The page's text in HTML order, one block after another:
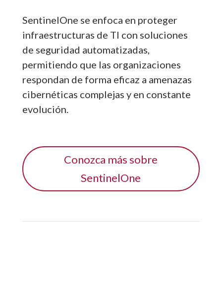
SentinelOne se enfoca en proteger
infraestructuras de TI con soluciones
de seguridad automatizadas,
permitiendo que las organizaciones
respondan de forma eficaz a amenazas
cibernéticas complejas y en constante
evolución.
Conozca más sobre
SentinelOne